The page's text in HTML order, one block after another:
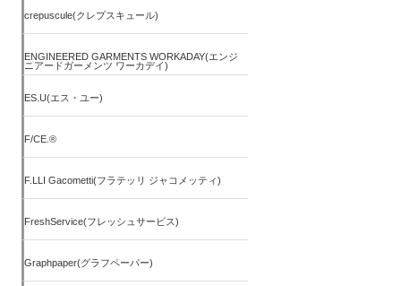
crepuscule(クレプスキュール)
ENGINEERED GARMENTS WORKADAY(エンジ
ニアードガーメンツ ワーカデイ)
ES.U(エス・ユー)
F/CE.®
F.LLI Gacometti(フラテッリ ジャコメッティ)
FreshService(フレッシュサービス)
Graphpaper(グラフペーパー)